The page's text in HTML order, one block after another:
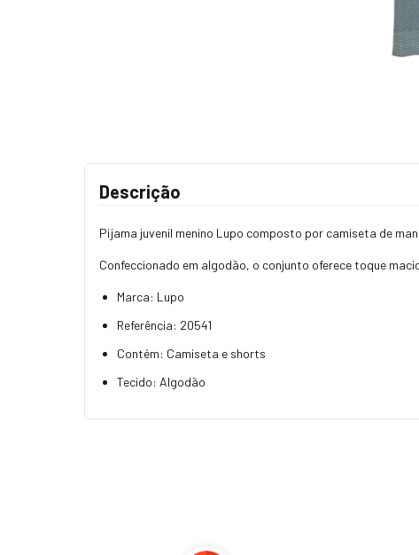
Descrição
Pijama juvenil menino Lupo composto por camiseta de
Confeccionado em algodão, o conjunto oferece toque
Marca: Lupo
Referência: 20541
Contém: Camiseta e shorts
Tecido: Algodão